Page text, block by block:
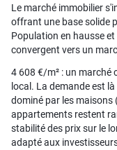
Le marché immobilier
offrant une base solide
Population en hausse
convergent vers un
4 608 €/m² : un marché
local. La demande est
dominé par les maisons
appartements restent
stabilité des prix sur le
adapté aux